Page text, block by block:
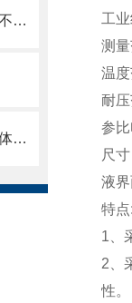
污水加药泵常见故障，不出液流量不稳异响漏液原因排查维修方法
耐腐蚀计量泵：准确控制，守护流体传输安全
工
测
温
耐
参
尺
液
1、
2、
性。